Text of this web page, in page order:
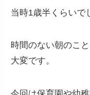
当時1歳半くらいで
時間のない朝のこ
大変です。